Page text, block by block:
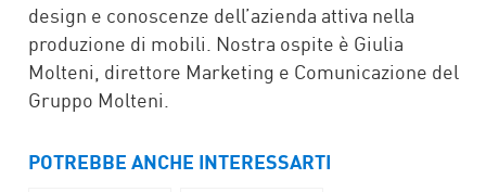
design e conoscenze dell’azienda attiva nella
produzione di mobili. Nostra ospite è Giulia
Molteni, direttore Marketing e Comunicazione del
Gruppo Molteni.
POTREBBE ANCHE INTERESSARTI